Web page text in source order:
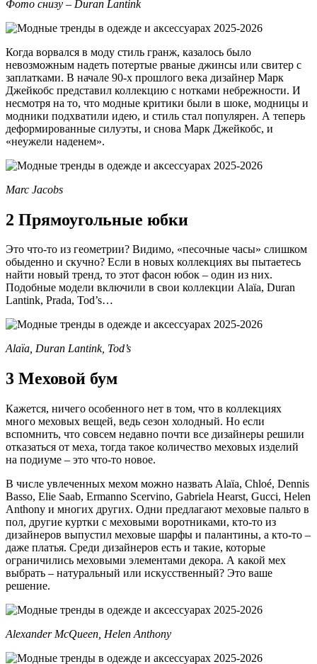
Фото снизу – Duran Lantink
Когда ворвался в моду стиль гранж, казалось было
невозможным надеть потертые рваные джинсы или свитер с
заплатками. В начале 90-х прошлого века дизайнер Марк
Джейкобс представил коллекцию с нотками небрежности. И
несмотря на то, что модные критики были в шоке, модницы и
модники подхватили идею, и стиль стал популярен. А теперь
деформированные силуэты, и снова Марк Джейкобс, и
«неужели наденем».
Marc Jacobs
2 Прямоугольные юбки
Это что-то из геометрии? Видимо, «песочные часы» слишком
обыденно и скучно? Если в новых коллекциях вы пытаетесь
найти новый тренд, то этот фасон юбок – один из них.
Подобные модели включили в свои коллекции Alaïa, Duran
Lantink, Prada, Tod’s…
Alaïa, Duran Lantink, Tod’s
3 Меховой бум
Кажется, ничего особенного нет в том, что в коллекциях
много меховых вещей, ведь сезон холодный. Но если
вспомнить, что совсем недавно почти все дизайнеры решили
отказаться от меха, тогда такое количество меховых изделий
на подиуме – это что-то новое.
В числе увлеченных мехом можно назвать Alaïa, Chloé, Dennis
Basso, Elie Saab, Ermanno Scervino, Gabriela Hearst, Gucci, Helen
Anthony и многих других. Одни предлагают меховые пальто в
пол, другие куртки с меховыми воротниками, кто-то из
дизайнеров выпустил меховые шарфы и палантины, а кто-то –
даже платья. Среди дизайнеров есть и такие, которые
ограничились меховыми элементами декора. А какой мех
выбрать – натуральный или искусственный? Это ваше
решение.
Alexander McQueen, Helen Anthony